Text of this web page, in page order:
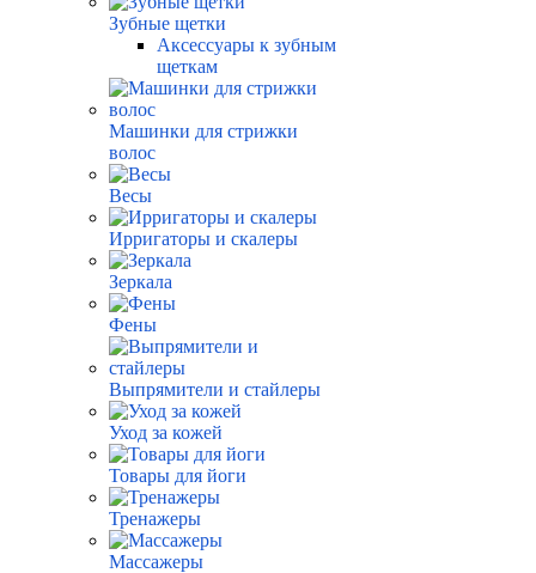
Зубные щетки
Аксессуары к зубным
щеткам
Машинки для стрижки
волос
Весы
Ирригаторы и скалеры
Зеркала
Фены
Выпрямители и стайлеры
Уход за кожей
Товары для йоги
Тренажеры
Массажеры